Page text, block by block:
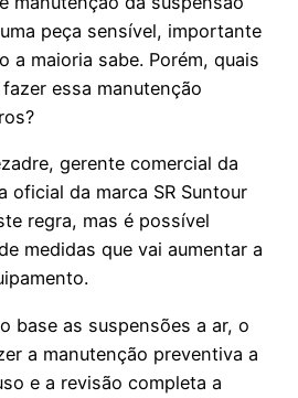
peça sensível, importante
a maioria sabe. Porém, quais
essa manutenção
gerente comercial da
oficial da marca SR Suntour
regra, mas é possível
medidas que vai aumentar a
base as suspensões a ar, o
a manutenção preventiva a
e a revisão completa a